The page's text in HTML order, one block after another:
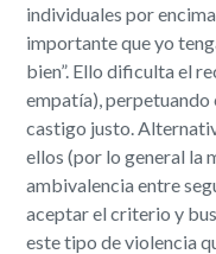
individuales por
importante que yo
bien”. Ello dificulta el
empatía),
castigo justo.
ellos (por lo general la
ambivalencia entre
aceptar el criterio y
este tipo de violencia